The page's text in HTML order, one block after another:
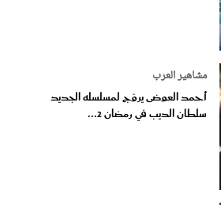
مشاهير العرب
أحمد العوضى يروّج لمسلسله الجديد
سلطان الديب في رمضان 2...